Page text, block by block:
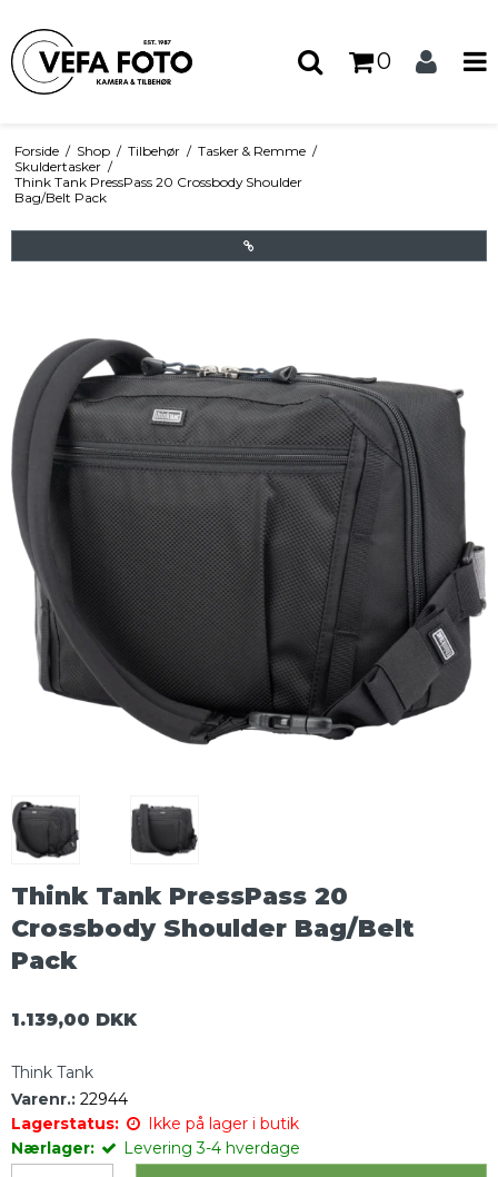
0
Forside / Shop / Tilbehør / Tasker & Remme /
Skuldertasker /
Think Tank PressPass 20 Crossbody Shoulder
Bag/Belt Pack
Think Tank PressPass 20
Crossbody Shoulder Bag/Belt
Pack
1.139,00 DKK
Think Tank
Varenr.: 22944
Lagerstatus:
Ikke på lager i butik
Nærlager:
Levering 3-4 hverdage